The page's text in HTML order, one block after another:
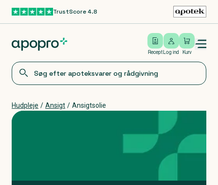
Gå til hovedindholdTrustScore 4.8
Recept
Log ind
Log ind Kurv
Open/close menu
Hudpleje / Ansigt / Ansigtsolie